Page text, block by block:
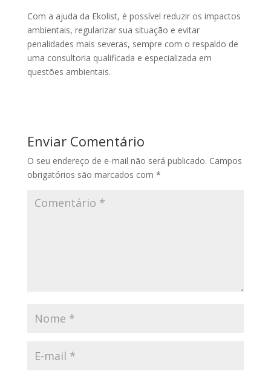
Com a ajuda da Ekolist, é possível reduzir os impactos
ambientais, regularizar sua situação e evitar
penalidades mais severas, sempre com o respaldo de
uma consultoria qualificada e especializada em
questões ambientais.
Enviar Comentário
O seu endereço de e-mail não será publicado. Campos
obrigatórios são marcados com *